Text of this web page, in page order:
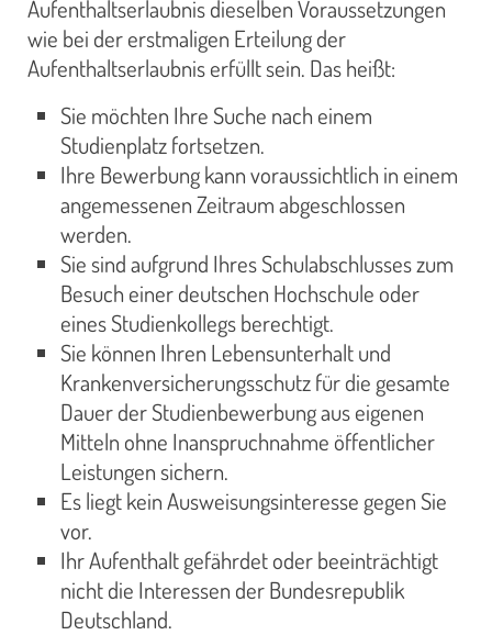
Aufenthaltserlaubnis dieselben Voraussetzungen
wie bei der erstmaligen Erteilung der
Aufenthaltserlaubnis erfüllt sein. Das heißt:
Sie möchten Ihre Suche nach einem
Studienplatz fortsetzen.
Ihre Bewerbung kann voraussichtlich in einem
angemessenen Zeitraum abgeschlossen
werden.
Sie sind aufgrund Ihres Schulabschlusses zum
Besuch einer deutschen Hochschule oder
eines Studienkollegs berechtigt.
Sie können Ihren Lebensunterhalt und
Krankenversicherungsschutz für die gesamte
Dauer der Studienbewerbung aus eigenen
Mitteln ohne Inanspruchnahme öffentlicher
Leistungen sichern.
Es liegt kein Ausweisungsinteresse gegen Sie
vor.
Ihr Aufenthalt gefährdet oder beeinträchtigt
nicht die Interessen der Bundesrepublik
Deutschland.